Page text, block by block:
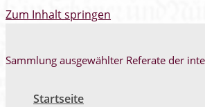
Zum Inhalt springen
Sammlung ausgewählter Referate der
Startseite